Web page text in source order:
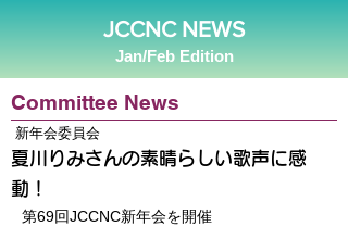
JCCNC NEWS
Jan/Feb Edition
Committee News
新年会委員会
夏川りみさんの素晴らしい歌声に感
動！
第69回JCCNC新年会を開催